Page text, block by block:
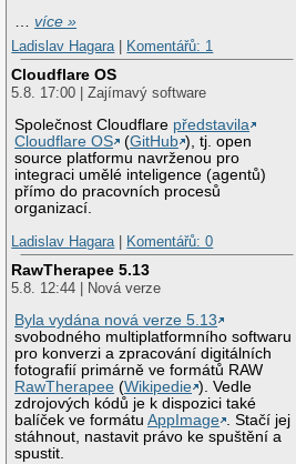
…více »
Ladislav Hagara
Komentářů: 1
Cloudflare OS
5.8. 17:00 | Zajímavý software
Společnost Cloudflare představila
Cloudflare OS
(GitHub ), tj. open
source platformu navrženou pro
integraci umělé inteligence (agentů)
přímo do pracovních procesů
organizací.
Ladislav Hagara
Komentářů: 0
RawTherapee 5.13
5.8. 12:44 | Nová verze
Byla vydána nová verze 5.13
svobodného multiplatformního softwaru
pro konverzi a zpracování digitálních
fotografií primárně ve formátů RAW
RawTherapee (Wikipedie ). Vedle
zdrojových kódů je k dispozici také
balíček ve formátuAppImage . Stačí jej
stáhnout, nastavit právo ke spuštění a
spustit.